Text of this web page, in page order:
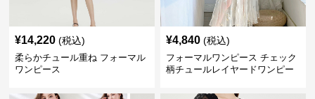
¥14,220 (税込)
柔らかチュール重ね フォーマル
ワンピース
¥4,840 (税込)
フォーマルワンピース チェック
柄チュールレイヤードワンピー